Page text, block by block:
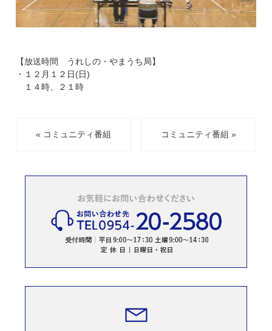
【放送時間 うれしの・やまうち局】
・１２月１２日(日)
１４時、２１時
« コミュニティ番組 コミュニティ番組 »